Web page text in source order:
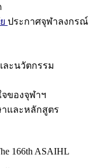
ประกาศจุฬาลงกรณ์
ละนวัตกรรม
ของจุฬาฯ
และหลักสูตร
166th ASAIHL